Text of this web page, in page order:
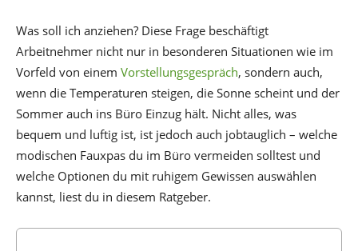
Was soll ich anziehen? Diese Frage beschäftigt
Arbeitnehmer nicht nur in besonderen Situationen wie im
Vorfeld von einem Vorstellungsgespräch, sondern auch,
wenn die Temperaturen steigen, die Sonne scheint und der
Sommer auch ins Büro Einzug hält. Nicht alles, was
bequem und luftig ist, ist jedoch auch jobtauglich – welche
modischen Fauxpas du im Büro vermeiden solltest und
welche Optionen du mit ruhigem Gewissen auswählen
kannst, liest du in diesem Ratgeber.